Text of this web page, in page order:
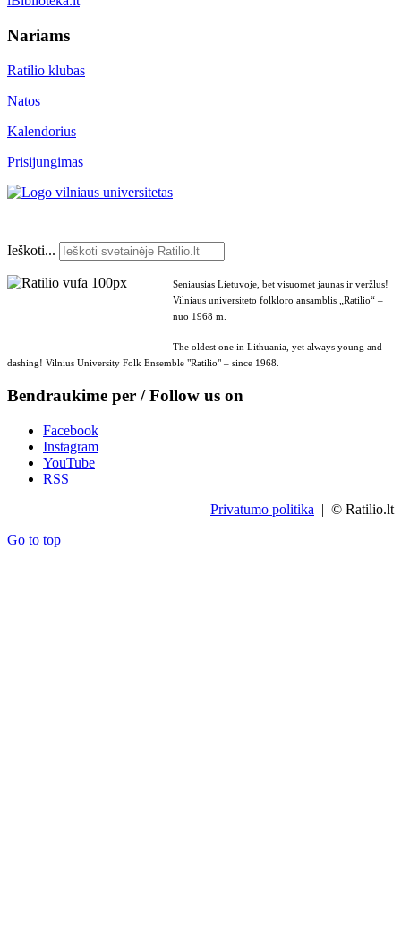
Nariams
Ratilio klubas
Natos
Kalendorius
Prisijungimas
Ieškoti...
Seniausias Lietuvoje, bet visuomet jaunas ir veržlus!
Vilniaus universiteto folkloro ansamblis „Ratilio“ –
nuo 1968 m.
The oldest one in Lithuania, yet always young and
dashing! Vilnius University Folk Ensemble "Ratilio" – since 1968.
Bendraukime per / Follow us on
Facebook
Instagram
YouTube
RSS
Privatumo politika | © Ratilio.lt
Go to top